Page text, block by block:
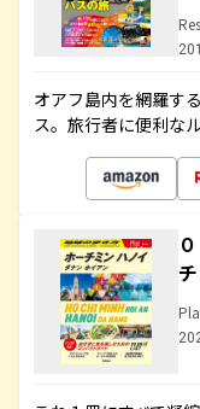
オアフ島内を網羅す
ス。旅行者に便利な